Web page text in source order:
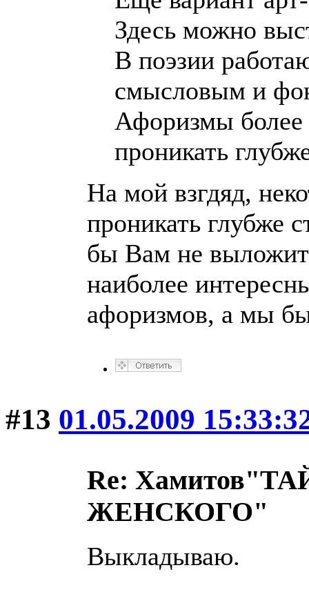
Здесь можно
В поэзии
смысловым и
Афоризмы более
проникать
На мой взгдяд,
проникать глубже
бы Вам не
наиболее
афоризмов, а мы
#13 01.05.2009
Re:
ЖЕНСКОГО"
Выкладываю.